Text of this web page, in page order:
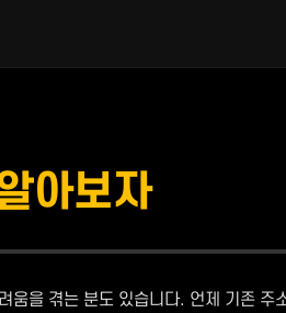
아보자
을 겪는 분도 있습니다. 언제 기존